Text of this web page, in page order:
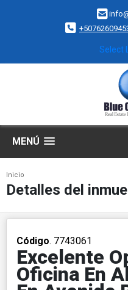
Select
MENÚ
Inicio
Detalles del
Código. 7743061
Excelente
Oficina En